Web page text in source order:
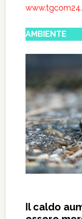
AMBIENTE
Il caldo